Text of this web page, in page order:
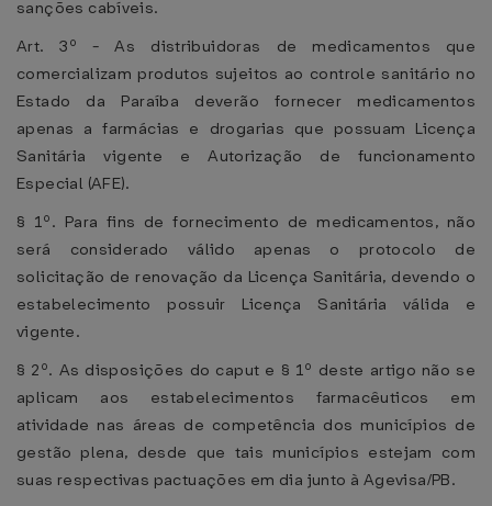
sanções cabíveis.
Art. 3º - As distribuidoras de medicamentos que
comercializam produtos sujeitos ao controle sanitário no
Estado da Paraíba deverão fornecer medicamentos
apenas a farmácias e drogarias que possuam Licença
Sanitária vigente e Autorização de funcionamento
Especial (AFE).
§ 1º. Para fins de fornecimento de medicamentos, não
será considerado válido apenas o protocolo de
solicitação de renovação da Licença Sanitária, devendo o
estabelecimento possuir Licença Sanitária válida e
vigente.
§ 2º. As disposições do caput e § 1º deste artigo não se
aplicam aos estabelecimentos farmacêuticos em
atividade nas áreas de competência dos municípios de
gestão plena, desde que tais municípios estejam com
suas respectivas pactuações em dia junto à Agevisa/PB.